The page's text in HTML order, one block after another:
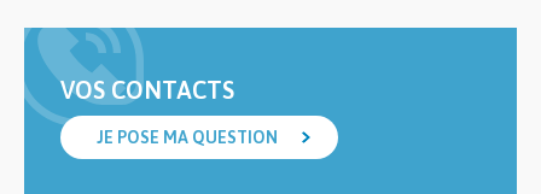
VOS CONTACTS
JE POSE MA QUESTION